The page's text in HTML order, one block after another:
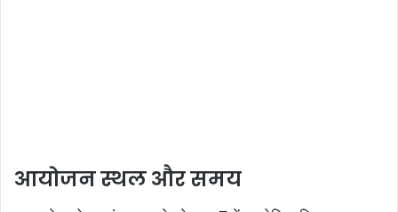
आयोजन स्थल और समय